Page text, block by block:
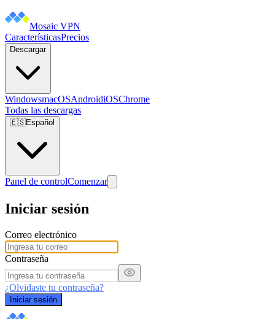
Mosaic VPN
CaracterísticasPrecios
Descargar
WindowsmacOSAndroidiOSChrome
Todas las descargas
🇪🇸Español
Panel de controlComenzar
Iniciar sesión
Correo electrónico
Contraseña
¿Olvidaste tu contraseña?
Iniciar sesión